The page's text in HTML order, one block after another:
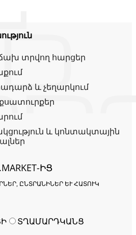
տրվող հարցեր
և չեղարկում
և կոնտակտային
ԻՑ
ԸՆՏՐԱՆԻՆԵՐ ԵՒ ՀԱՏՈՒԿ Ա
ՏՂԱՄԱՐԴԿԱՆՑ